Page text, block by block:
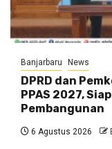
Banjarbaru News
DPRD dan
PPAS 2027,
Pembangunan
6 Agustus 2026